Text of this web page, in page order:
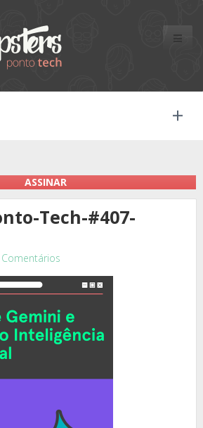
Toggle
ASSINAR
Tech-#407-